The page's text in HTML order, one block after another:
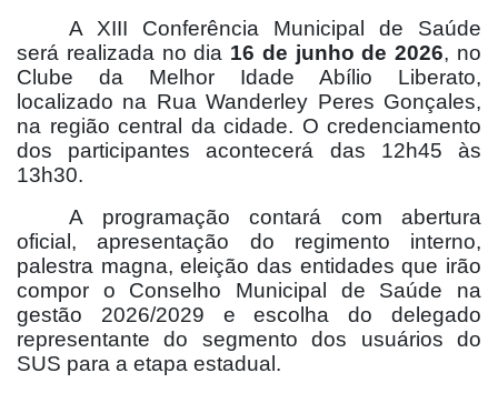
A XIII Conferência Municipal de Saúde
será realizada no dia 16 de junho de 2026, no
Clube da Melhor Idade Abílio Liberato,
localizado na Rua Wanderley Peres Gonçales,
na região central da cidade. O credenciamento
dos participantes acontecerá das 12h45 às
13h30.
A programação contará com abertura
oficial, apresentação do regimento interno,
palestra magna, eleição das entidades que irão
compor o Conselho Municipal de Saúde na
gestão 2026/2029 e escolha do delegado
representante do segmento dos usuários do
SUS para a etapa estadual.